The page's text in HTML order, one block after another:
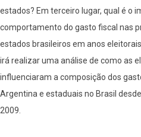
estados? Em terceiro lugar, qual é o
comportamento do gasto fiscal nas
estados brasileiros em anos
irá realizar uma análise de como as
influenciaram a composição dos
Argentina e estaduais no Brasil
2009.